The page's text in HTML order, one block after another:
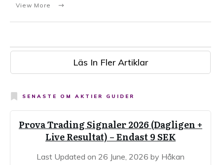
View More
Läs In Fler Artiklar
SENASTE OM AKTIER GUIDER
Prova Trading Signaler 2026 (Dagligen +
Live Resultat) – Endast 9 SEK
Last Updated on 26 June, 2026 by Håkan